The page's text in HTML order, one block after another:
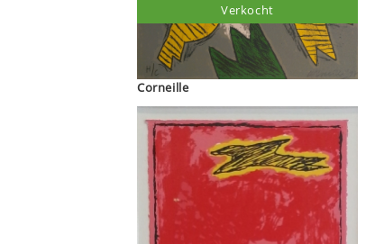
Corneille
Verkocht